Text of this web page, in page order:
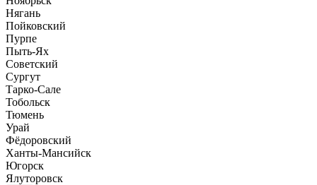
Нягань
Пойковский
Пурпе
Пыть-Ях
Советский
Сургут
Тарко-Сале
Тобольск
Тюмень
Урай
Фёдоровский
Ханты-Мансийск
Югорск
Ялуторовск